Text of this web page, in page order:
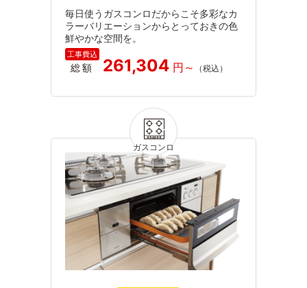
毎日使うガスコンロだからこそ多彩なカ
ラーバリエーションからとっておきの色
鮮やかな空間を。
総額 261,304